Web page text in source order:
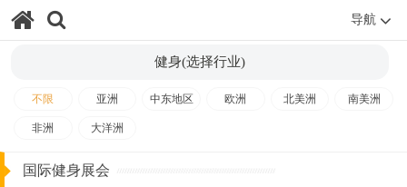
导航
电子烟 茶叶咖啡 食品配料 果蔬 海鲜水产 烘焙焙烤
纺织/服装/皮革/鞋包:
家纺 皮革皮草
健身(选择行业)
不限 亚洲 中东地区 欧洲 北美洲 南美洲
非洲 大洋洲
国际健身展会